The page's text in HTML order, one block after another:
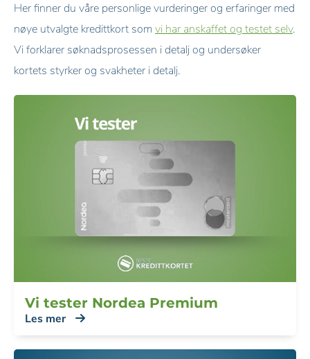
Her finner du våre personlige vurderinger og erfaringer med
nøye utvalgte kredittkort som vi har anskaffet og testet selv.
Vi forklarer søknadsprosessen i detalj og undersøker
kortets styrker og svakheter i detalj.
Vi tester Nordea Premium
Les mer